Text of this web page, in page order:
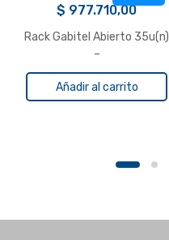
$ 977.710,00
Rack Gabitel Abierto 35u(n)
–
Añadir al carrito